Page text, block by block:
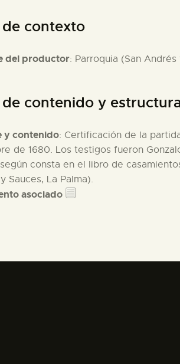
contexto
del productor: Parroquia (San
contenido y
y contenido: Certificación de la
de 1680. Los testigos fueron
consta en el libro de
Sauces, La Palma).
asociado